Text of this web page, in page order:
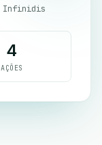
Infinidis
4
AÇÕES